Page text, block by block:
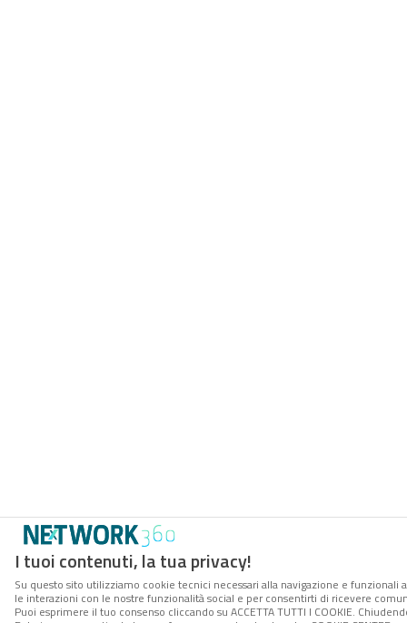
I tuoi contenuti, la tua privacy!
Su questo sito utilizziamo cookie tecnici necessari alla navigazione e
le interazioni con le nostre funzionalità social e per consentirti di ricevere
Puoi esprimere il tuo consenso cliccando su ACCETTA TUTTI I COOKIE.